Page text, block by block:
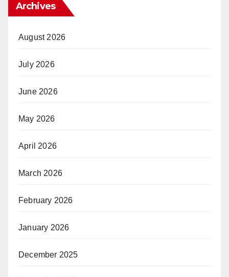
Archives
August 2026
July 2026
June 2026
May 2026
April 2026
March 2026
February 2026
January 2026
December 2025